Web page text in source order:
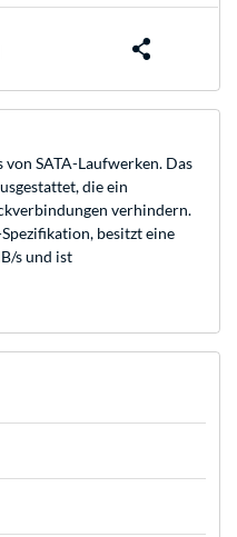
SATA-Laufwerken. Das
die ein
verhindern.
besitzt eine
s und ist